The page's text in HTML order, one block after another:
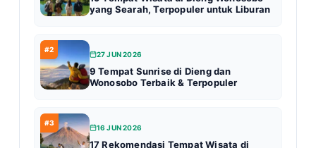
yang Searah, Terpopuler untuk Liburan
#2
27 JUN 2026
9 Tempat Sunrise di Dieng dan
Wonosobo Terbaik & Terpopuler
#3
16 JUN 2026
17 Rekomendasi Tempat Wisata di